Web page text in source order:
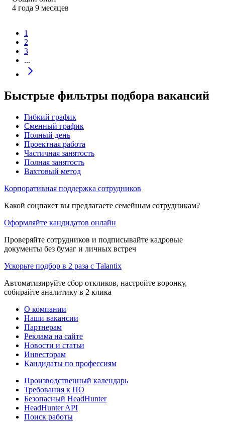
4 года 9 месяцев
1
2
3
...
Быстрые фильтры подбора вакансий
Гибкий график
Сменный график
Полный день
Проектная работа
Частичная занятость
Полная занятость
Вахтовый метод
Корпоративная поддержка сотрудников
Какой соцпакет вы предлагаете семейным сотрудникам?
Оформляйте кандидатов онлайн
Проверяйте сотрудников и подписывайте кадровые
документы без бумаг и личных встреч
Ускорьте подбор в 2 раза с Talantix
Автоматизируйте сбор откликов, настройте воронку,
собирайте аналитику в 2 клика
О компании
Наши вакансии
Партнерам
Реклама на сайте
Новости и статьи
Инвесторам
Кандидаты по профессиям
Производственный календарь
Требования к ПО
Безопасный HeadHunter
HeadHunter API
Поиск работы